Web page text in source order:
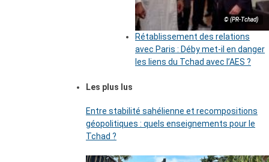
© (PR-Tchad)
Rétablissement des relations
avec Paris : Déby met-il en danger
les liens du Tchad avec l’AES ?
Les plus lus
Entre stabilité sahélienne et recompositions
géopolitiques : quels enseignements pour le
Tchad ?